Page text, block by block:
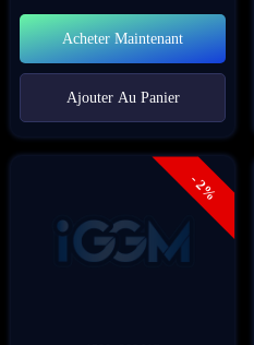
Acheter Maintenant
Ajouter Au Panier
- 2%